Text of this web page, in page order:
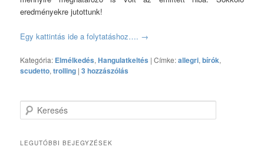
eredményekre jutottunk!
Egy kattintás ide a folytatáshoz…. →
Kategória: Elmélkedés,Hangulatkeltés |Címke:allegri,bírók,
scudetto,trolling |3 hozzászólás
Keresés
LEGUTÓBBI BEJEGYZÉSEK